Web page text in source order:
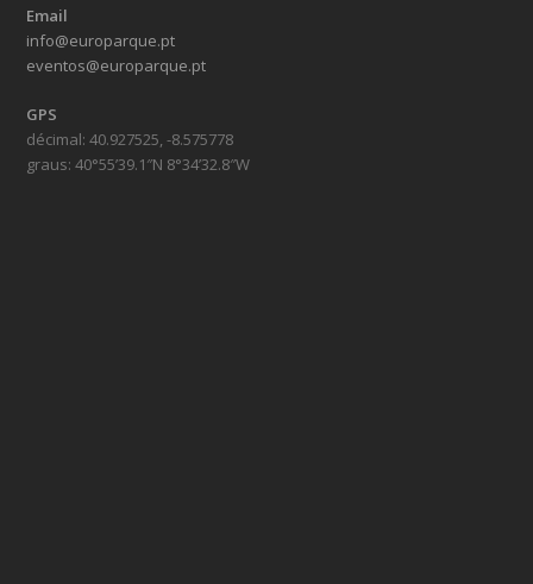
Email
info@europarque.pt
eventos@europarque.pt
GPS
décimal: 40.927525, -8.575778
graus: 40°55’39.1″N 8°34’32.8″W